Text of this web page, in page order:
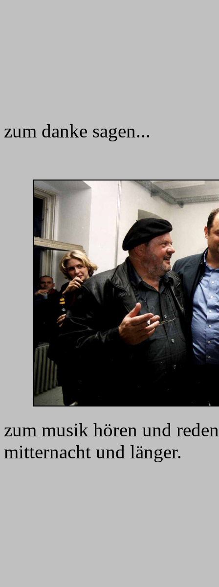
zum danke sagen...
zum musik hören und
mitternacht und länger.